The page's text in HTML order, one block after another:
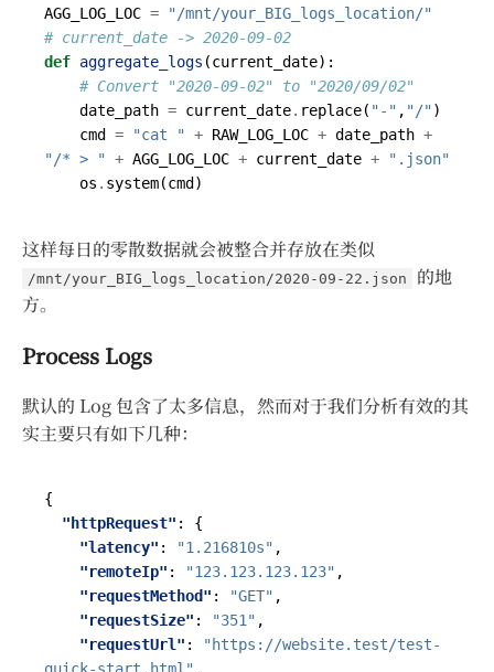
AGG_LOG_LOC =
"/mnt/your_BIG_logs_location/"
# current_date -> 2020-09-02
def aggregate_logs (current_date):
# Convert "2020-09-02" to "2020/09/02"
date_path = current_date. replace( "-" , "/")
cmd
= "cat " + RAW_LOG_LOC + date_path +
"/* > " + AGG_LOG_LOC + current_date +
".json"
os . system(cmd )
这样每日的零散数据就会被整合并存放在类似
/mnt/your_BIG_logs_location/2020-09-22.json
的地
方。
Process Logs
默认的 Log 包含了太多信息，然而对于我们分析有效的其
实主要只有如下几种：
{
"httpRequest" :
{
"latency" : "1.216810s" ,
"remoteIp" : "123.123.123.123" ,
"requestMethod" : "GET" ,
"requestSize" : "351" ,
"requestUrl" :
"https://website.test/test-
quick-start.html" ,